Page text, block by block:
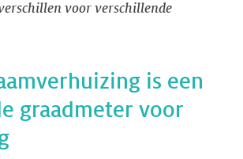
voor verschillende
is een
graadmeter voor